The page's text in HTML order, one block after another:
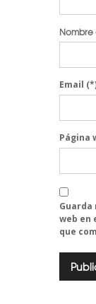
Nombre
Email
Página
web en
que